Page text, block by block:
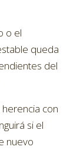
o el
queda
del
con
si el
nuevo